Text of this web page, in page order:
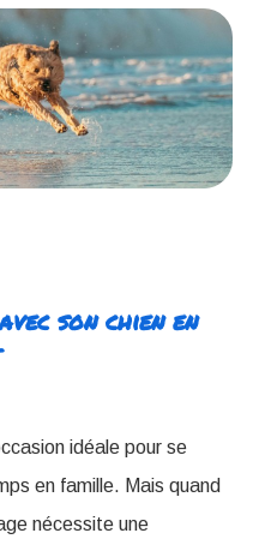
son chien en
idéale pour se
en famille. Mais quand
nécessite une